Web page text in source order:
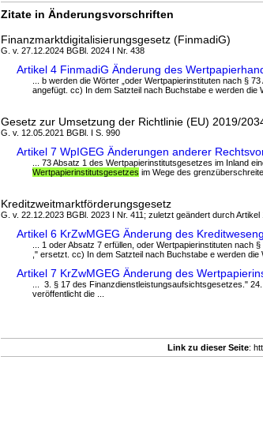
Zitate in Änderungsvorschriften
Finanzmarktdigitalisierungsgesetz (FinmadiG)
G. v. 27.12.2024 BGBl. 2024 I Nr. 438
Artikel 4 FinmadiG Änderung des
... b werden die Wörter „oder Wertpapierinstituten nach §
angefügt. cc) In dem Satzteil nach Buchstabe e werden die
Gesetz zur Umsetzung der Richtlinie (EU) 2019/
G. v. 12.05.2021 BGBl. I S. 990
Artikel 7 WpIGEG Änderungen anderer
... 73 Absatz 1 des Wertpapierinstitutsgesetzes im Inland
Wertpapierinstitutsgesetzes im Wege des
Kreditzweitmarktförderungsgesetz
G. v. 22.12.2023 BGBl. 2023 I Nr. 411; zuletzt geändert durch
Artikel 6 KrZwMGEG Änderung des
... 1 oder Absatz 7 erfüllen, oder Wertpapierinstituten nach
," ersetzt. cc) In dem Satzteil nach Buchstabe e werden die
Artikel 7 KrZwMGEG Änderung des
... 3. § 17 des Finanzdienstleistungsaufsichtsgesetzes."
veröffentlicht die ...
Link zu dieser Seite: